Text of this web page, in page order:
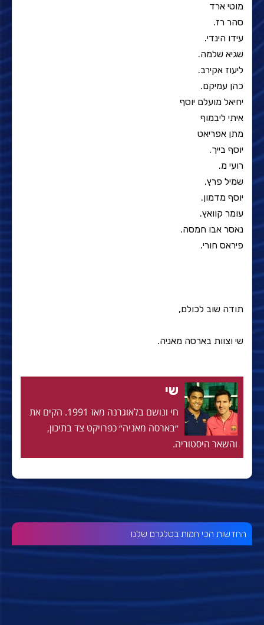
מוטי ארד
סהר רז.
עידו הינדי.
שגיא שלמה.
ליעוז אקירב.
כהן עמיקם.
יחיאל מועלם יוסף
איתי ליבמוף
מתן אפריאט
יוסף בייך.
רועי מ.
שמיל פרץ.
יוסף מדמון.
עומר קוואץ.
נאסר אבו חמסה.
פיראס חורי.
תודה שוב לכולם,
שי וצוות בארסה מאניה.
שי
חי ונושם בלאוגרנה מאז 1991. הקים את
״בארסה מאניה״ כפרויקט צד בתיכון,
והשאר היסטוריה.
החדשות הכי חמות בטלגרם שלנו